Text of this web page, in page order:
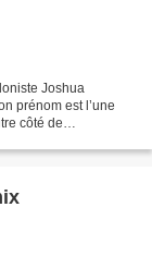
Joshua
prénom est l’une
côté de